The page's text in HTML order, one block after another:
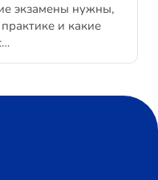
экзамены нужны,
и какие